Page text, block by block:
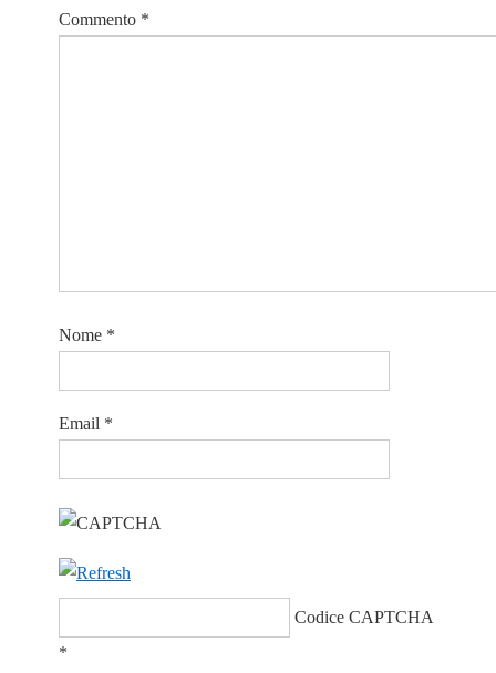
Commento *
Nome *
Email *
Codice CAPTCHA
*